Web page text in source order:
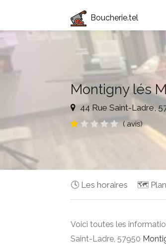
Boucherie.tel
Montigny lés
44 Rue Saint-Ladre,
( avis)
🕓 Les horaires 🗺️ Plan
Voici toutes les
Saint-Ladre, 57950